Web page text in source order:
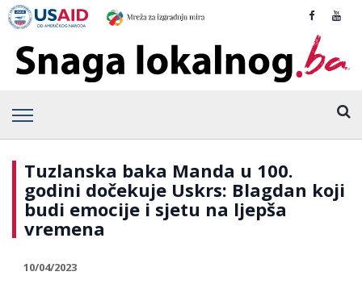
Tuzlanska baka Manda u 100.
godini dočekuje Uskrs: Blagdan koji
budi emocije i sjetu na ljepša
vremena
10/04/2023